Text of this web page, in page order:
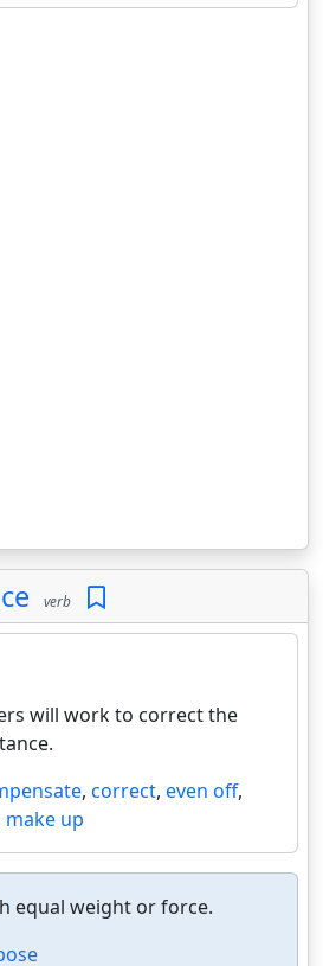
verb
will work to correct the
, correct, even off,
make up
equal weight or force.